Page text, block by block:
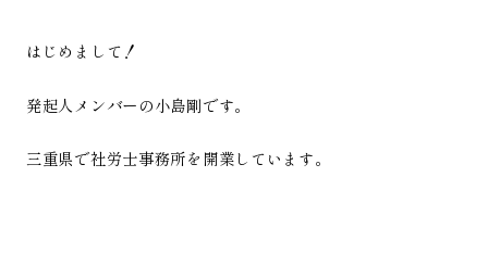
はじめまして！
発起人メンバーの小島剛です。
三重県で社労士事務所を開業しています。